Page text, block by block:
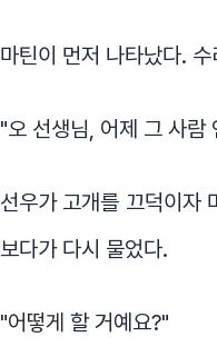
마틴이 먼저 나타났다.
"오 선생님, 어제 그 사람
선우가 고개를 끄덕이자
보다가 다시 물었다.
"어떻게 할 거예요?"